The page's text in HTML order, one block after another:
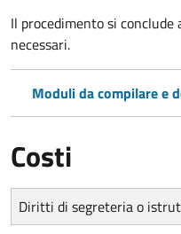
Il procedimento si
necessari.
Moduli da compilare e
Costi
Diritti di segreteria o